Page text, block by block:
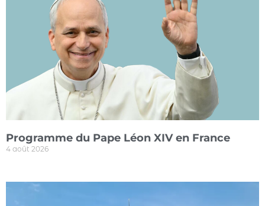
Programme du Pape Léon XIV en France
4 août 2026